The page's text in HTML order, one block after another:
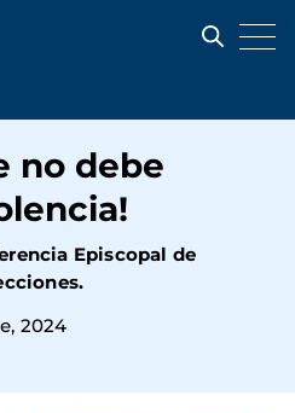
no debe
Episcopal de
2024